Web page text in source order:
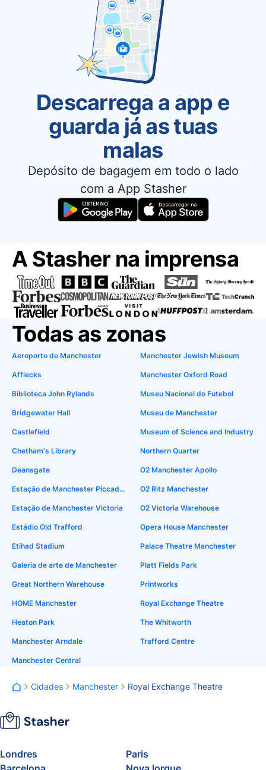
Descarrega a app e
guarda já as tuas
malas
Depósito de bagagem em todo o lado
com a App Stasher
A Stasher na imprensa
Todas as zonas
Aeroporto de Manchester
Afflecks
Biblioteca John Rylands
Bridgewater Hall
Castlefield
Chetham's Library
Deansgate
Estação de Manchester Piccadilly
Estação de Manchester Victoria
Estádio Old Trafford
Etihad Stadium
Galeria de arte de Manchester
Great Northern Warehouse
HOME Manchester
Heaton Park
Manchester Arndale
Manchester Central
Manchester Jewish Museum
Manchester Oxford Road
Museu Nacional do Futebol
Museu de Manchester
Museum of Science and Industry
Northern Quarter
O2 Manchester Apollo
O2 Ritz Manchester
O2 Victoria Warehouse
Opera House Manchester
Palace Theatre Manchester
Platt Fields Park
Printworks
Royal Exchange Theatre
The Whitworth
Trafford Centre
Cidades Manchester Royal Exchange Theatre
Londres
Paris